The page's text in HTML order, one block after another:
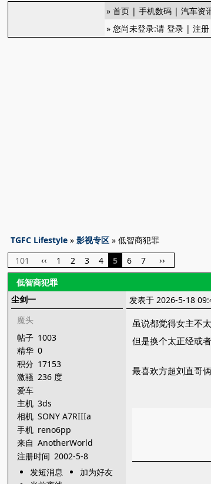
»首页 |手机数码 |汽车资
» 您尚未登录:请登录 |注册
TGFC Lifestyle »影视专区 » 低智商犯罪
101
‹‹ 1 2 3 4 5 6 7 ››
低智商犯罪
尘剑一
魔头
帖子 1003
精华 0
积分 17153
激骚 236 度
爱车
主机 3ds
相机 SONY A7RIIIa
手机 reno6pp
来自 AnotherWorld
注册时间 2002-5-8
发短消息
加为好友
发表于 2026-5-18
虽说都觉得女主不
但是换个太正经或
最喜欢方超刘直哥俩